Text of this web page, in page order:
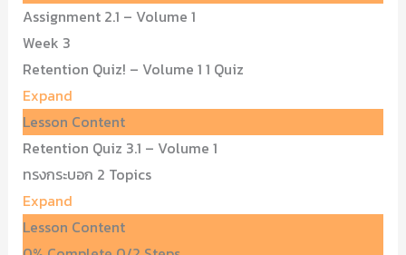
Assignment 2.1 – Volume 1
Week 3
Retention Quiz! – Volume 1 1 Quiz
Expand
Lesson Content
Retention Quiz 3.1 – Volume 1
ทรงกระบอก 2 Topics
Expand
Lesson Content